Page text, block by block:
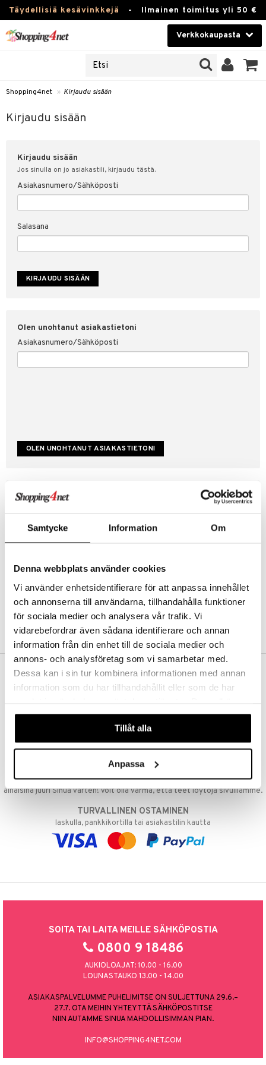
Samtycke Information Om
Denna webbplats använder cookies
Vi använder enhetsidentifierare för att anpassa innehållet
och annonserna till användarna, tillhandahålla funktioner
för sociala medier och analysera vår trafik. Vi
vidarebefordrar även sådana identifierare och annan
information från din enhet till de sociala medier och
annons- och analysföretag som vi samarbetar med.
Dessa kan i sin tur kombinera informationen med annan
information som du har tillhandahållit eller som de har
våra cookies vid fortsatt användande av vår webbplats.
Tillåt alla
Anpassa
Täydellisiä kesävinkkejä - Ilmainen toimitus yli 50 €
Verkkokaupasta
Piilolinssit
Luontaistuotteet
Fitness
Koti & Sisustus
Lelut, Lapsi & Vauva
Tuotemerkkejä
Shopping4net » Kirjaudu sisään
Kirjaudu sisään
Kirjaudu sisään
Jos sinulla on jo asiakastili, kirjaudu tästä.
Asiakasnumero/Sähköposti
Salasana
Olen unohtanut asiakastietoni
Asiakasnumero/Sähköposti
Luo uusi asiakas
Tilauksen tila & historiikki
Kestotilaus
Arvostele tuotteita
Toivelistat
LUO ASIAKAS
sisään
& vastauksia
myyntiehdot
suojaus
ILMAINEN TOIMITUS YLI 50 €
NOPEAT TOIMITUKSET
päivänä
EDULLISET HINNAT
Ostamalla suuria eriä tuotteita varastoomme voimme pitää hinnat
alhaisina juuri Sinua varten! Voit olla varma, että teet löytöjä sivuillamme.
TURVALLINEN OSTAMINEN
laskulla, pankkikortilla tai asiakastilin kautta
SOITA TAI LAITA MEILLE SÄHKÖPOSTIA
0800 9 18486
AUKIOLOAJAT: 10.00 - 16.00
LOUNASTAUKO 13.00 - 14.00
ASIAKASPALVELUMME PUHELIMITSE ON SULJETTUNA 29.6.–
27.7. OTA MEIHIN YHTEYTTÄ SÄHKÖPOSTITSE
NIIN AUTAMME SINUA MAHDOLLISIMMAN PIAN.
INFO@SHOPPING4NET.COM